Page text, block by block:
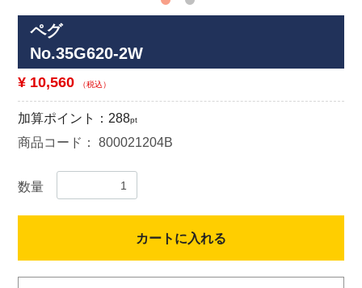
ペグ
No.35G620-2W
¥ 10,560 （税込）
加算ポイント： 288pt
商品コード：800021204B
数量
カートに入れる